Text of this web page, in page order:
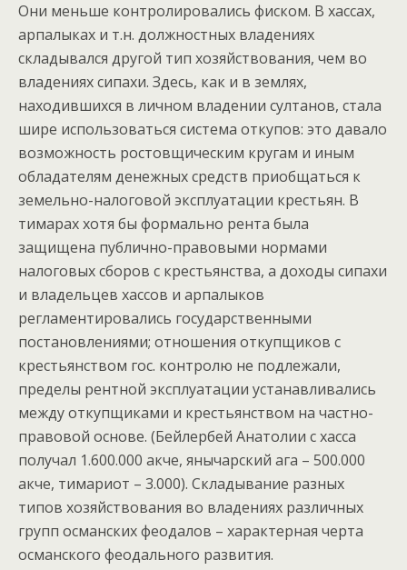
Они меньше контролировались фиском. В хассах,
арпалыках и т.н. должностных владениях
складывался другой тип хозяйствования, чем во
владениях сипахи. Здесь, как и в землях,
находившихся в личном владении султанов, стала
шире использоваться система откупов: это давало
возможность ростовщическим кругам и иным
обладателям денежных средств приобщаться к
земельно-налоговой эксплуатации крестьян. В
тимарах хотя бы формально рента была
защищена публично-правовыми нормами
налоговых сборов с крестьянства, а доходы сипахи
и владельцев хассов и арпалыков
регламентировались государственными
постановлениями; отношения откупщиков с
крестьянством гос. контролю не подлежали,
пределы рентной эксплуатации устанавливались
между откупщиками и крестьянством на частно-
правовой основе. (Бейлербей Анатолии с хасса
получал 1.600.000 акче, янычарский ага – 500.000
акче, тимариот – 3.000). Складывание разных
типов хозяйствования во владениях различных
групп османских феодалов – характерная черта
османского феодального развития.